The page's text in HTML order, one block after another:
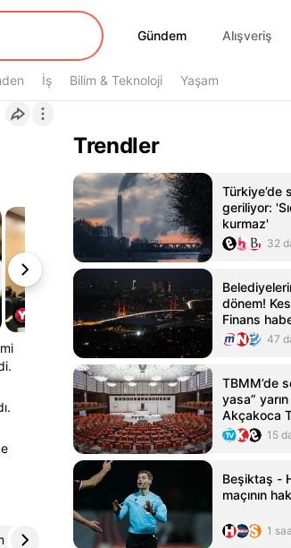
Gündem
Gündem Alışveriş
İş Bilim & Teknoloji Yaşam
4
Trendler
Türkiye’de
geriliyor:
kurmaz'
32
dönem!
Finans
- Mynet47
TBMM’de
yasa”
Akçakoca
15
Beşiktaş -
maçının
1